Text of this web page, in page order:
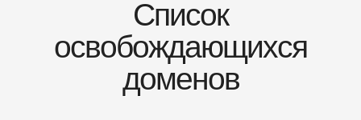
Список
освобождающихся
доменов